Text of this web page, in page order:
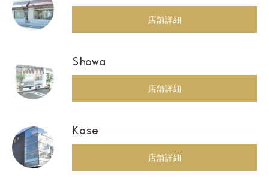
店舗詳細
Showa
店舗詳細
Kose
店舗詳細